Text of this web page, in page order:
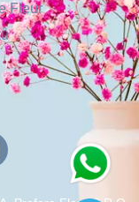
Fleur